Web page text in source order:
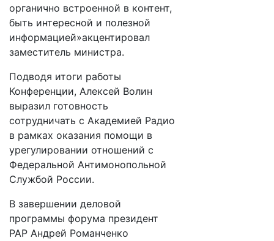
органично встроенной в контент,
быть интересной и полезной
информацией»акцентировал
заместитель министра.
Подводя итоги работы
Конференции, Алексей Волин
выразил готовность
сотрудничать с Академией Радио
в рамках оказания помощи в
урегулировании отношений с
Федеральной Антимонопольной
Службой России.
В завершении деловой
программы форума президент
РАР Андрей Романченко